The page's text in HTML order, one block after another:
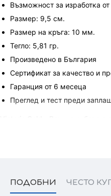
Възможност за изработка
Размер: 9,5 см.
Размер на кръга: 10 мм.
Тегло: 5,81 гр.
Произведено в България
Сертификат за качество и
Гаранция от 6 месеца
Преглед и тест преди
ПОДОБНИ ЧЕСТО